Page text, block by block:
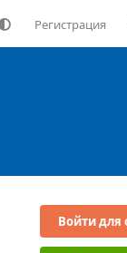
Регистрация
Войти для